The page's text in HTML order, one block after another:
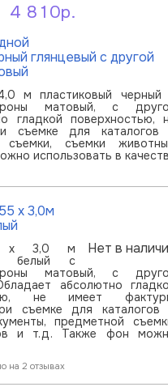
4 810р.
глянцевый с другой
м пластиковый черный
матовый, с
гладкой поверхностью,
съемке для каталогов
съемки, съемки
использовать в
Нет в
х 3,0м
х 3,0 м
белый с
матовый, с
абсолютно
не имеет
съемке для каталогов
предметной
и т.д. Также фон
на 2 отзывах